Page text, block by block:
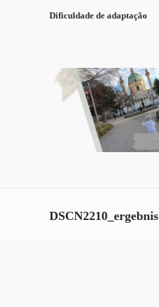
Dificuldade de adaptação
DSCN2210_ergebnis